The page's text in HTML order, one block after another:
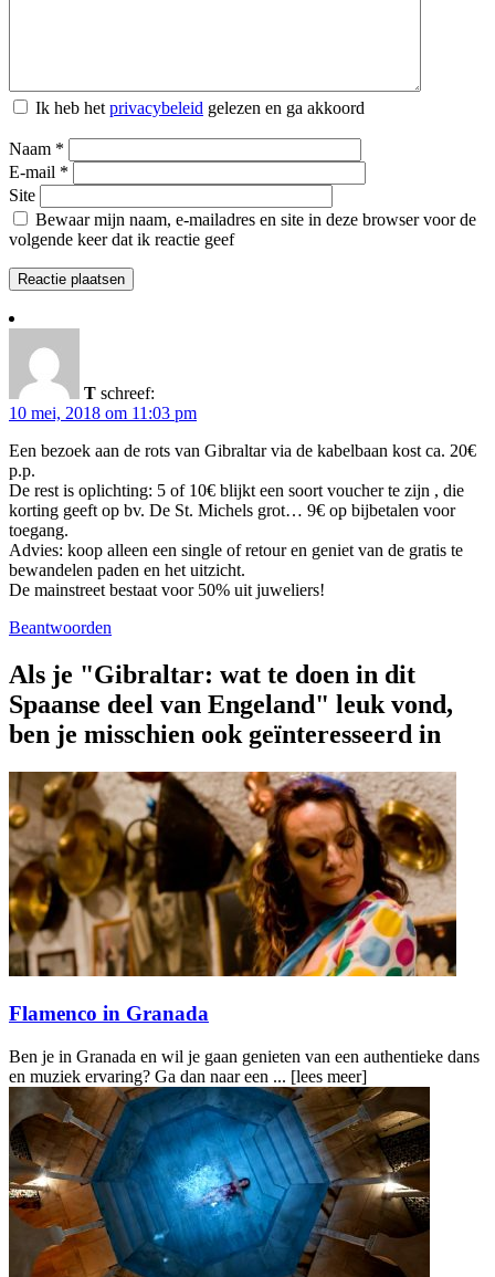
Ik heb hetprivacybeleid gelezen en ga akkoord
Naam *
E-mail *
Site
Bewaar mijn naam, e-mailadres en site in deze browser voor de
volgende keer dat ik reactie geef
T schreef:
10 mei, 2018 om 11:03 pm
Een bezoek aan de rots van Gibraltar via de kabelbaan kost ca. 20€
p.p.
De rest is oplichting: 5 of 10€ blijkt een soort voucher te zijn , die
korting geeft op bv. De St. Michels grot… 9€ op bijbetalen voor
toegang.
Advies: koop alleen een single of retour en geniet van de gratis te
bewandelen paden en het uitzicht.
De mainstreet bestaat voor 50% uit juweliers!
Beantwoorden
Als je "Gibraltar: wat te doen in dit
Spaanse deel van Engeland" leuk vond,
ben je misschien ook geïnteresseerd in
Flamenco in Granada
Ben je in Granada en wil je gaan genieten van een authentieke dans
en muziek ervaring? Ga dan naar een ... [lees meer]